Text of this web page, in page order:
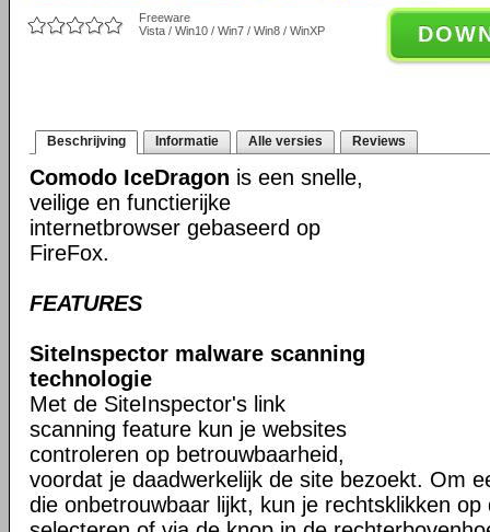
Freeware
Vista / Win10 / Win7 / Win8 / WinXP
Beschrijving Informatie Alle versies Reviews
Comodo IceDragon is een snelle,
veilige en functierijke
internetbrowser gebaseerd op
FireFox.
FEATURES
SiteInspector malware scanning
technologie
Met de SiteInspector's link
scanning feature kun je websites
controleren op betrouwbaarheid,
voordat je daadwerkelijk de site bezoekt. Om
die onbetrouwbaar lijkt, kun je rechtsklikken